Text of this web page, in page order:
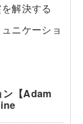
解決する
ニケーショ
【Adam